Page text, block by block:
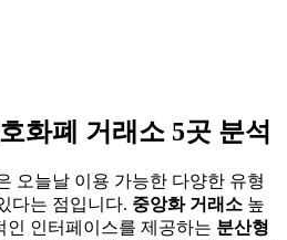
화폐 거래소 5곳 분석
오늘날 이용 가능한 다양한 유형
다는 점입니다. 중앙화 거래소 높
인 인터페이스를 제공하는 분산형